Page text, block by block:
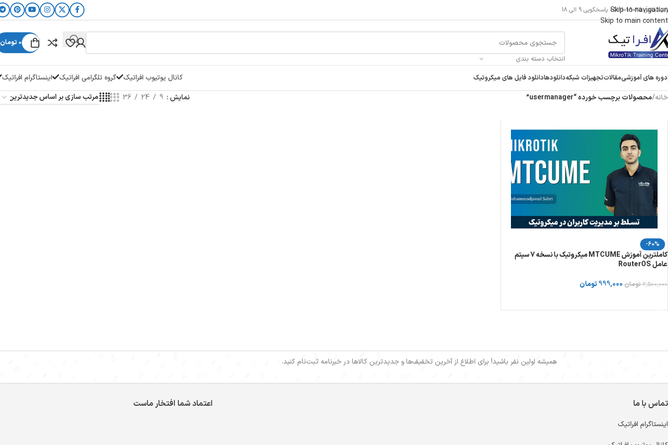
Skip to navigation
Skip to main content
تلفن 05191009025 پاسخگویی 9 الی 18
انتخاب دسته بندی
0 تومان
دوره های آموزشیمقالاتتجهیزات شبکهدانلودهادانلود فایل های میکروتیک کانال یوتیوب افراتیک گروه تلگرامی افراتیک
اینستاگرام افراتیک
خانه/محصولات برچسب خورده “usermanager” نمایش 9
24
36
-60%
کاملترین آموزش MTCUME میکروتیک با نسخه 7 سیتم
عامل RouterOS
2,500,000 تومان 999,000تومان
همیشه اولین نفر باشید! برای اطلاع از آخرین تخفیف‌ها و جدیدترین کالاها در خبرنامه ثبت‌نام کنید.
تماس با ما
اینستاگرام افراتیک
اعتماد شما افتخار ماست